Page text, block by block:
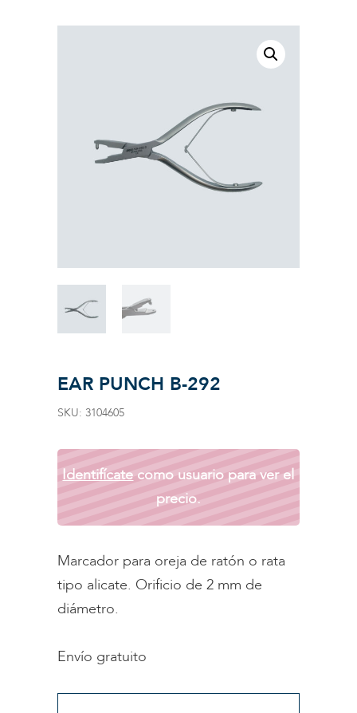
EAR PUNCH B-292
SKU: 3104605
Identifícate como usuario para ver el
precio.
Marcador para oreja de ratón o rata
tipo alicate. Orificio de 2 mm de
diámetro.
Envío gratuito